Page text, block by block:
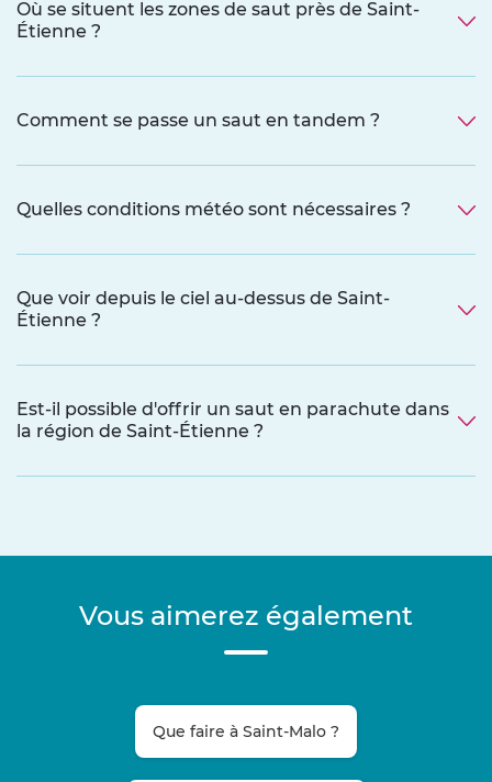
Où se situent les zones de saut près de Saint-
Étienne ?
Comment se passe un saut en tandem ?
Quelles conditions météo sont nécessaires ?
Que voir depuis le ciel au-dessus de Saint-
Étienne ?
Est-il possible d'offrir un saut en parachute dans
la région de Saint-Étienne ?
Vous aimerez également
Que faire à Saint-Malo ?